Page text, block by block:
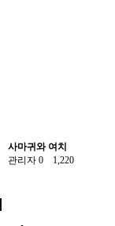
사마귀와 여치
관리자 0 1,220